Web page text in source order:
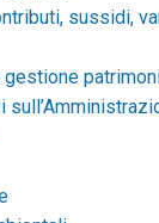
sussidi,
gestione